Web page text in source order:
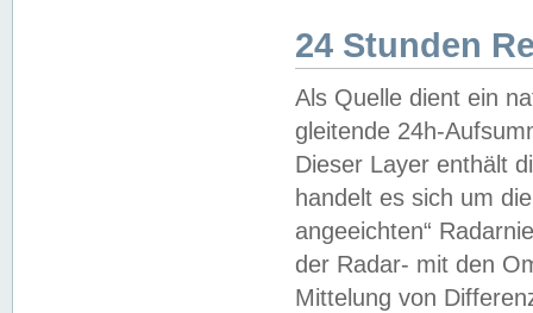
24 Stunden
Als Quelle dient ein
gleitende 24h-
Dieser Layer enthält
handelt es sich um
angeeichten“
der Radar- mit den
Mittelung von